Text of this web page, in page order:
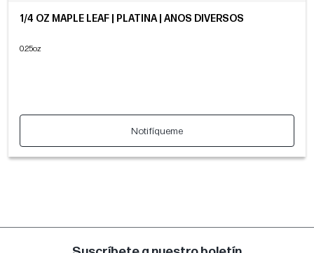
1/4 OZ MAPLE LEAF | PLATINA | AÑOS DIVERSOS
0.25oz
Notifíqueme